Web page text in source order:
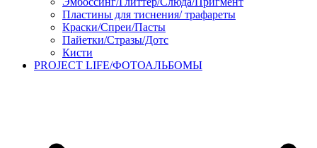
Пластины для тиснения/ трафареты
Краски/Спреи/Пасты
Пайетки/Стразы/Дотс
Кисти
PROJECT LIFE/ФОТОАЛЬБОМЫ